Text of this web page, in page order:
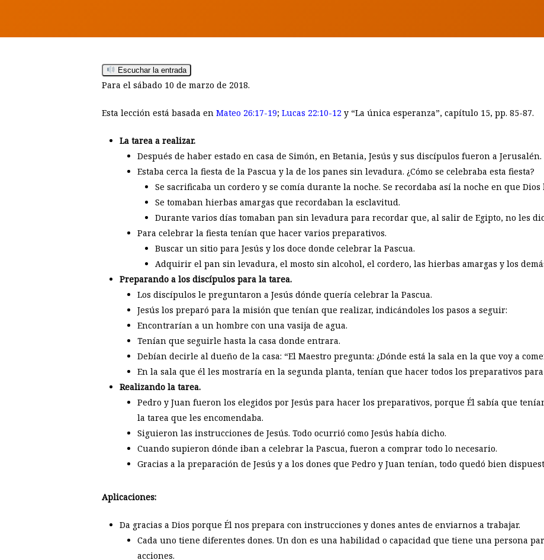
Hit enter to search or ESC to close
Escuchar la entrada
Para el sábado 10 de marzo de 2018.
Esta lección está basada en Mateo 26:17-19; Lucas 22:10-12 y “La única esperanza”, capítulo 15, pp. 85-87.
La tarea a realizar.
Después de haber estado en casa de Simón, en Betania, Jesús y sus discípulos fueron a Jerusalén.
Estaba cerca la fiesta de la Pascua y la de los panes sin levadura. ¿Cómo se celebraba esta fiesta?
Se sacrificaba un cordero y se comía durante la noche. Se recordaba así la noche en que
Se tomaban hierbas amargas que recordaban la esclavitud.
Durante varios días tomaban pan sin levadura para recordar que, al salir de Egipto, no les
Para celebrar la fiesta tenían que hacer varios preparativos.
Buscar un sitio para Jesús y los doce donde celebrar la Pascua.
Adquirir el pan sin levadura, el mosto sin alcohol, el cordero, las hierbas amargas y los
Preparando a los discípulos para la tarea.
Los discípulos le preguntaron a Jesús dónde quería celebrar la Pascua.
Jesús los preparó para la misión que tenían que realizar, indicándoles los pasos a seguir:
Encontrarían a un hombre con una vasija de agua.
Tenían que seguirle hasta la casa donde entrara.
Debían decirle al dueño de la casa: “El Maestro pregunta: ¿Dónde está la sala en la que voy a
En la sala que él les mostraría en la segunda planta, tenían que hacer todos los preparativos para
Realizando la tarea.
Pedro y Juan fueron los elegidos por Jesús para hacer los preparativos, porque Él sabía que
la tarea que les encomendaba.
Siguieron las instrucciones de Jesús. Todo ocurrió como Jesús había dicho.
Cuando supieron dónde iban a celebrar la Pascua, fueron a comprar todo lo necesario.
Gracias a la preparación de Jesús y a los dones que Pedro y Juan tenían, todo quedó bien
Aplicaciones:
Da gracias a Dios porque Él nos prepara con instrucciones y dones antes de enviarnos a trabajar.
Cada uno tiene diferentes dones. Un don es una habilidad o capacidad que tiene una persona
acciones.